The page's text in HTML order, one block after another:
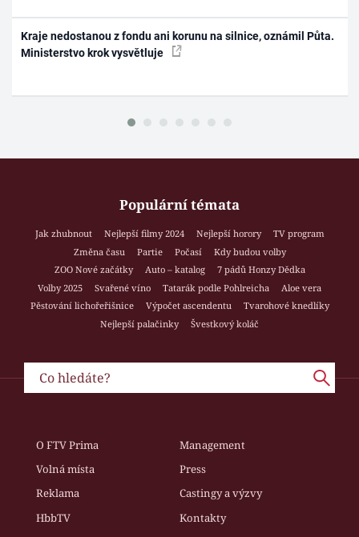
Kraje nedostanou z fondu ani korunu na silnice, oznámil Půta.
Ministerstvo krok vysvětluje
Populární témata
Jak zhubnout Nejlepší filmy 2024 Nejlepší horory
TV program
Změna času
Partie Počasí
Kdy budou volby
ZOO Nové začátky
Auto – katalog
7 pádů Honzy Dědka
Volby 2025
Svařené víno Tatarák podle Pohlreicha
Aloe vera
Pěstování lichořeřišnice
Výpočet ascendentu
Tvarohové knedlíky
Nejlepší palačinky
Švestkový koláč
O FTV Prima
Management
Volná místa
Press
Reklama
Castingy a výzvy
HbbTV
Kontakty